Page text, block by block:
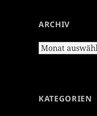
ARCHIV
Archiv
KATEGORIEN